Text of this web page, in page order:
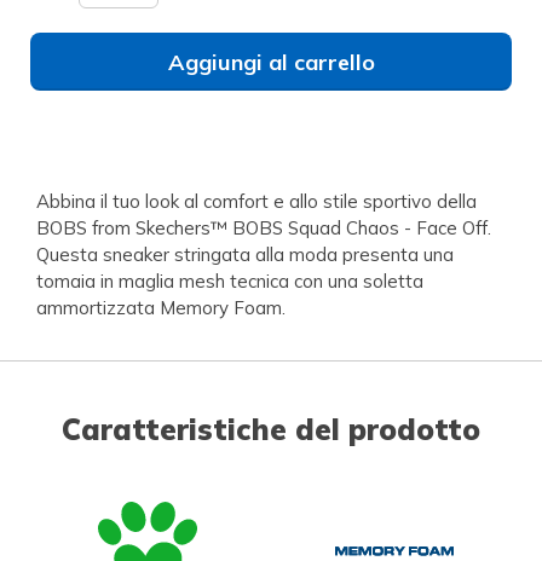
Aggiungi al carrello
Abbina il tuo look al comfort e allo stile sportivo della
BOBS from Skechers™ BOBS Squad Chaos - Face Off.
Questa sneaker stringata alla moda presenta una
tomaia in maglia mesh tecnica con una soletta
ammortizzata Memory Foam.
Caratteristiche del prodotto